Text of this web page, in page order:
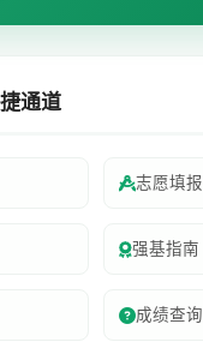
通道
志愿填报
强基指南
成绩查询